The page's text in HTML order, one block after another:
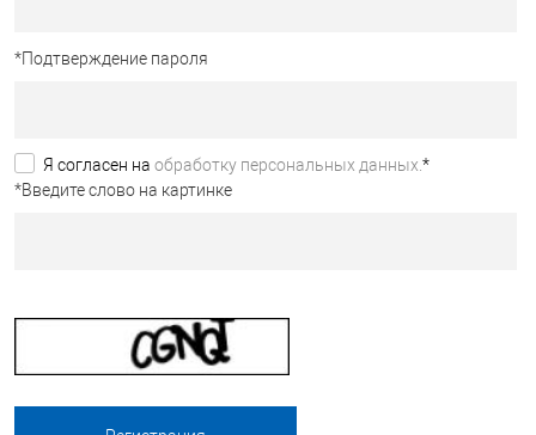
*Подтверждение пароля
Я согласен на обработку персональных данных. *
*Введите слово на картинке